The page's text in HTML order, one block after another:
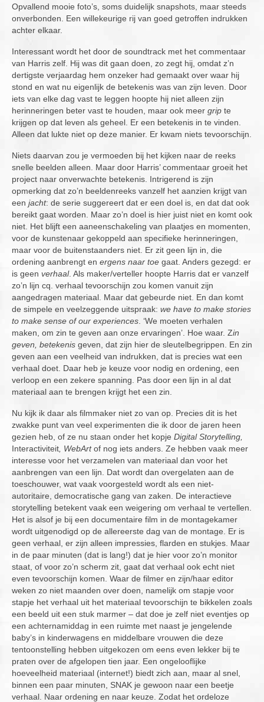
Opvallend mooie foto’s, soms duidelijk snapshots, maar steeds
onverbonden. Een willekeurige rij van goed getroffen indrukken
achter elkaar.
Interessant wordt het door de soundtrack met het commentaar
van Harris zelf. Hij was dit gaan doen, zo zegt hij, omdat z’n
dertigste verjaardag hem onzeker had gemaakt over waar hij
stond en wat nu eigenlijk de betekenis was van zijn leven. Door
iets van elke dag vast te leggen hoopte hij niet alleen zijn
herinneringen beter vast te houden, maar ook meer grip te
krijgen op dat leven als geheel. Er een betekenis in te vinden.
Alleen dat lukte niet op deze manier. Er kwam niets tevoorschijn.
Niets daarvan zou je vermoeden bij het kijken naar de reeks
snelle beelden alleen. Maar door Harris’ commentaar groeit het
project naar onverwachte betekenis. Intrigerend is zijn
opmerking dat zo’n beeldenreeks vanzelf het aanzien krijgt van
een jacht: de serie suggereert dat er een doel is, en dat dat ook
bereikt gaat worden. Maar zo’n doel is hier juist niet en komt ook
niet. Het blijft een aaneenschakeling van plaatjes en momenten,
voor de kunstenaar gekoppeld aan specifieke herinneringen,
maar voor de buitenstaanders niet. Er zit geen lijn in, die
ordening aanbrengt en ergens naar toe gaat. Anders gezegd: er
is geen verhaal. Als maker/verteller hoopte Harris dat er vanzelf
zo’n lijn cq. verhaal tevoorschijn zou komen vanuit zijn
aangedragen materiaal. Maar dat gebeurde niet. En dan komt
de simpele en veelzeggende uitspraak: we have to make stories
to make sense of our experiences . ‘We moeten verhalen
maken, om zin te geven aan onze ervaringen’. Hoe waar. Zin
geven, betekenis geven, dat zijn hier de sleutelbegrippen. En zin
geven aan een veelheid van indrukken, dat is precies wat een
verhaal doet. Daar heb je keuze voor nodig en ordening, een
verloop en een zekere spanning. Pas door een lijn in al dat
materiaal aan te brengen krijgt het een zin.
Nu kijk ik daar als filmmaker niet zo van op. Precies dit is het
zwakke punt van veel experimenten die ik door de jaren heen
gezien heb, of ze nu staan onder het kopje Digital Storytelling,
Interactiviteit WebArtof nog iets anders. Ze hebben vaak meer
interesse voor het verzamelen van materiaal dan voor het
aanbrengen van een lijn. Dat wordt dan overgelaten aan de
toeschouwer, wat vaak voorgesteld wordt als een niet-
autoritaire, democratische gang van zaken. De interactieve
storytelling betekent vaak een weigering om verhaal te vertellen.
Het is alsof je bij een documentaire film in de montagekamer
wordt uitgenodigd op de allereerste dag van de montage. Er is
geen verhaal, er zijn alleen impressies, flarden en stukjes. Maar
in de paar minuten (dat is lang!) dat je hier voor zo’n monitor
staat, of voor zo’n scherm zit, gaat dat verhaal ook echt niet
even tevoorschijn komen. Waar de filmer en zijn/haar editor
weken zo niet maanden over doen, namelijk om stapje voor
stapje het verhaal uit het materiaal tevoorschijn te bikkelen zoals
een beeld uit een stuk marmer – dat doe je zelf niet eventjes op
een achternamiddag in een ruimte met naast je jengelende
baby’s in kinderwagens en middelbare vrouwen die deze
tentoonstelling hebben uitgekozen om eens even lekker bij te
praten over de afgelopen tien jaar. Een ongelooflijke
hoeveelheid materiaal (internet!) biedt zich aan, maar al snel,
binnen een paar minuten, SNAK je gewoon naar een beetje
verhaal. Naar ordening en naar keuze. Zodat het ordeloze